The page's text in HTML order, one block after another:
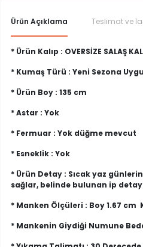
Ürün Açıklama Teslimat ve
* Ürün Kalıp : OVERSİZE SALAŞ
* Kumaş Türü : Yeni Sezona
* Ürün Boy : 135 cm
* Astar : Yok
* Fermuar : Yok düğme mevcut
* Esneklik : Yok
* Ürün Detay : Sıcak yaz
sağlar, belinde bulunan ip
* Manken Ölçüleri : Boy 1.67 cm
* Mankenin Giydiği Numune